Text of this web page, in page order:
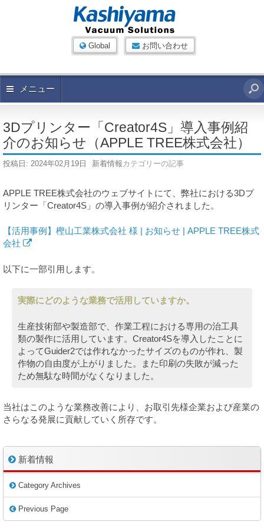
Global お問い合わせ
メニュー
3Dプリンター「Creator4S」導入事例紹
介のお知らせ（APPLE TREE株式会社）
投稿日: 2024年02月19日 新着情報 カテゴリーの記事
APPLE TREE株式会社のウェブサイトにて、弊社における3Dプ
リンター「Creator4S」の導入事例が紹介されました。
【活用事例】樫山工業株式会社 様 | お知らせ | APPLE TREE株式
会社
以下に一部引用します。
実際にどのような業務で活用していますか。
生産技術部や製造部で、作業工程における専用の治工具
類の製作に活用しています。Creator4Sを導入したことに
よってGuider2では作れなかったサイズのものが作れ、製
作物の自由度が上がりました。また印刷の失敗が減った
ため無駄な時間がなくなりました。
当社はこのような業務改善により、お取引先様企業および産業の
さらなる発展に貢献していく所存です。
新着情報
Category Archives
Previous Page